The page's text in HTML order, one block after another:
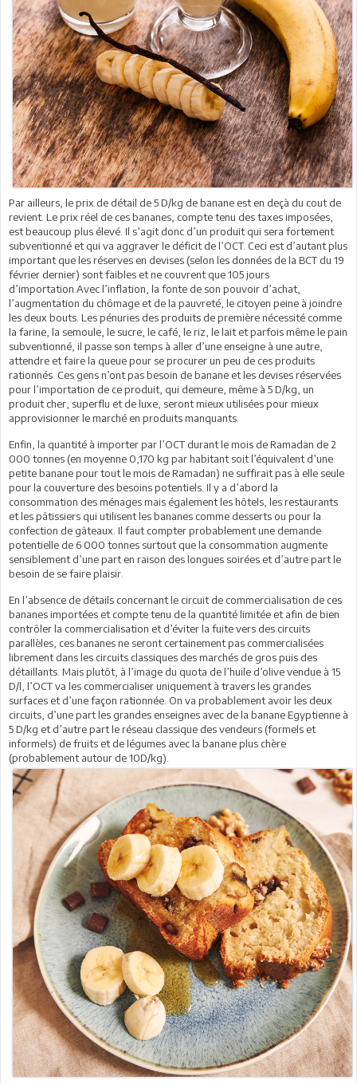
Par ailleurs, le prix de détail de 5 D/kg de banane est en deçà du cout de
revient. Le prix réel de ces bananes, compte tenu des taxes imposées,
est beaucoup plus élevé. Il s’agit donc d’un produit qui sera fortement
subventionné et qui va aggraver le déficit de l’OCT. Ceci est d’autant plus
important que les réserves en devises (selon les données de la BCT du 19
février dernier) sont faibles et ne couvrent que 105 jours
d’importation.Avec l’inflation, la fonte de son pouvoir d’achat,
l’augmentation du chômage et de la pauvreté, le citoyen peine à joindre
les deux bouts. Les pénuries des produits de première nécessité comme
la farine, la semoule, le sucre, le café, le riz, le lait et parfois même le pain
subventionné, il passe son temps à aller d’une enseigne à une autre,
attendre et faire la queue pour se procurer un peu de ces produits
rationnés. Ces gens n’ont pas besoin de banane et les devises réservées
pour l’importation de ce produit, qui demeure, même à 5 D/kg, un
produit cher, superflu et de luxe, seront mieux utilisées pour mieux
approvisionner le marché en produits manquants.
Enfin, la quantité à importer par l’OCT durant le mois de Ramadan de 2
000 tonnes (en moyenne 0,170 kg par habitant soit l’équivalent d’une
petite banane pour tout le mois de Ramadan) ne suffirait pas à elle seule
pour la couverture des besoins potentiels. Il y a d’abord la
consommation des ménages mais également les hôtels, les restaurants
et les pâtissiers qui utilisent les bananes comme desserts ou pour la
confection de gâteaux. Il faut compter probablement une demande
potentielle de 6 000 tonnes surtout que la consommation augmente
sensiblement d’une part en raison des longues soirées et d’autre part le
besoin de se faire plaisir.
En l’absence de détails concernant le circuit de commercialisation de ces
bananes importées et compte tenu de la quantité limitée et afin de bien
contrôler la commercialisation et d’éviter la fuite vers des circuits
parallèles, ces bananes ne seront certainement pas commercialisées
librement dans les circuits classiques des marchés de gros puis des
détaillants. Mais plutôt, à l’image du quota de l’huile d’olive vendue à 15
D/l, l’OCT va les commercialiser uniquement à travers les grandes
surfaces et d’une façon rationnée. On va probablement avoir les deux
circuits, d’une part les grandes enseignes avec de la banane Egyptienne à
5 D/kg et d’autre part le réseau classique des vendeurs (formels et
informels) de fruits et de légumes avec la banane plus chère
(probablement autour de 10D/kg).